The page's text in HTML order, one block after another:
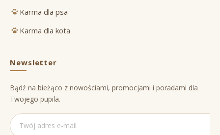
Karma dla psa
Karma dla kota
Newsletter
Bądź na bieżąco z nowościami, promocjami i poradami dla
Twojego pupila.